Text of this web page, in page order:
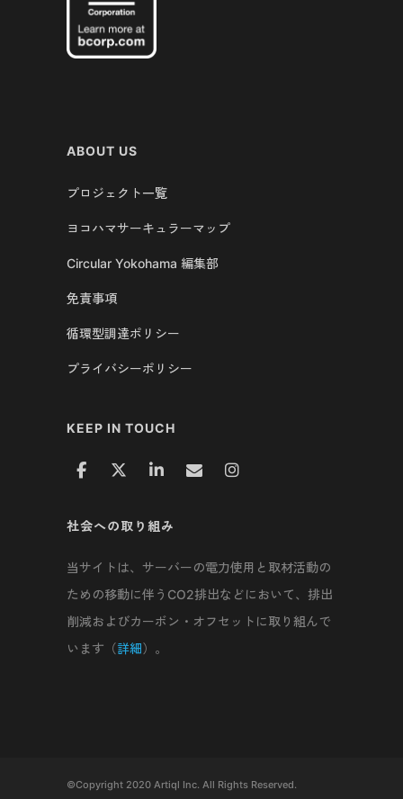
ABOUT US
プロジェクト一覧
ヨコハマサーキュラーマップ
Circular Yokohama 編集部
免責事項
循環型調達ポリシー
プライバシーポリシー
KEEP IN TOUCH
社会への取り組み
当サイトは、サーバーの電力使用と取材活動の
ための移動に伴うCO2排出などにおいて、排出
削減およびカーボン・オフセットに取り組んで
います（詳細）。
©Copyright 2020 Artiql Inc. All Rights Reserved.